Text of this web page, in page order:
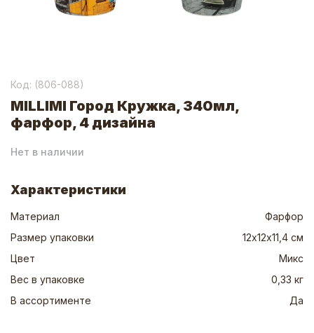
Код: (806-088)
MILLIMI Город Кружка, 340мл,
фарфор, 4 дизайна
Нет в наличии
Характеристики
Материал
Фарфор
Размер упаковки
12х12х11,4 см
Цвет
Микс
Вес в упаковке
0,33 кг
В ассортименте
Да